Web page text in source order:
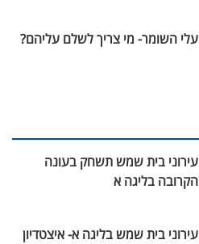
עלי השומר- מי צריך לשלם עליהם?
עירוני בית שמש תשחק בעונה
הקרובה בליגה א
עירוני בית שמש בליגה א- איצטדיון